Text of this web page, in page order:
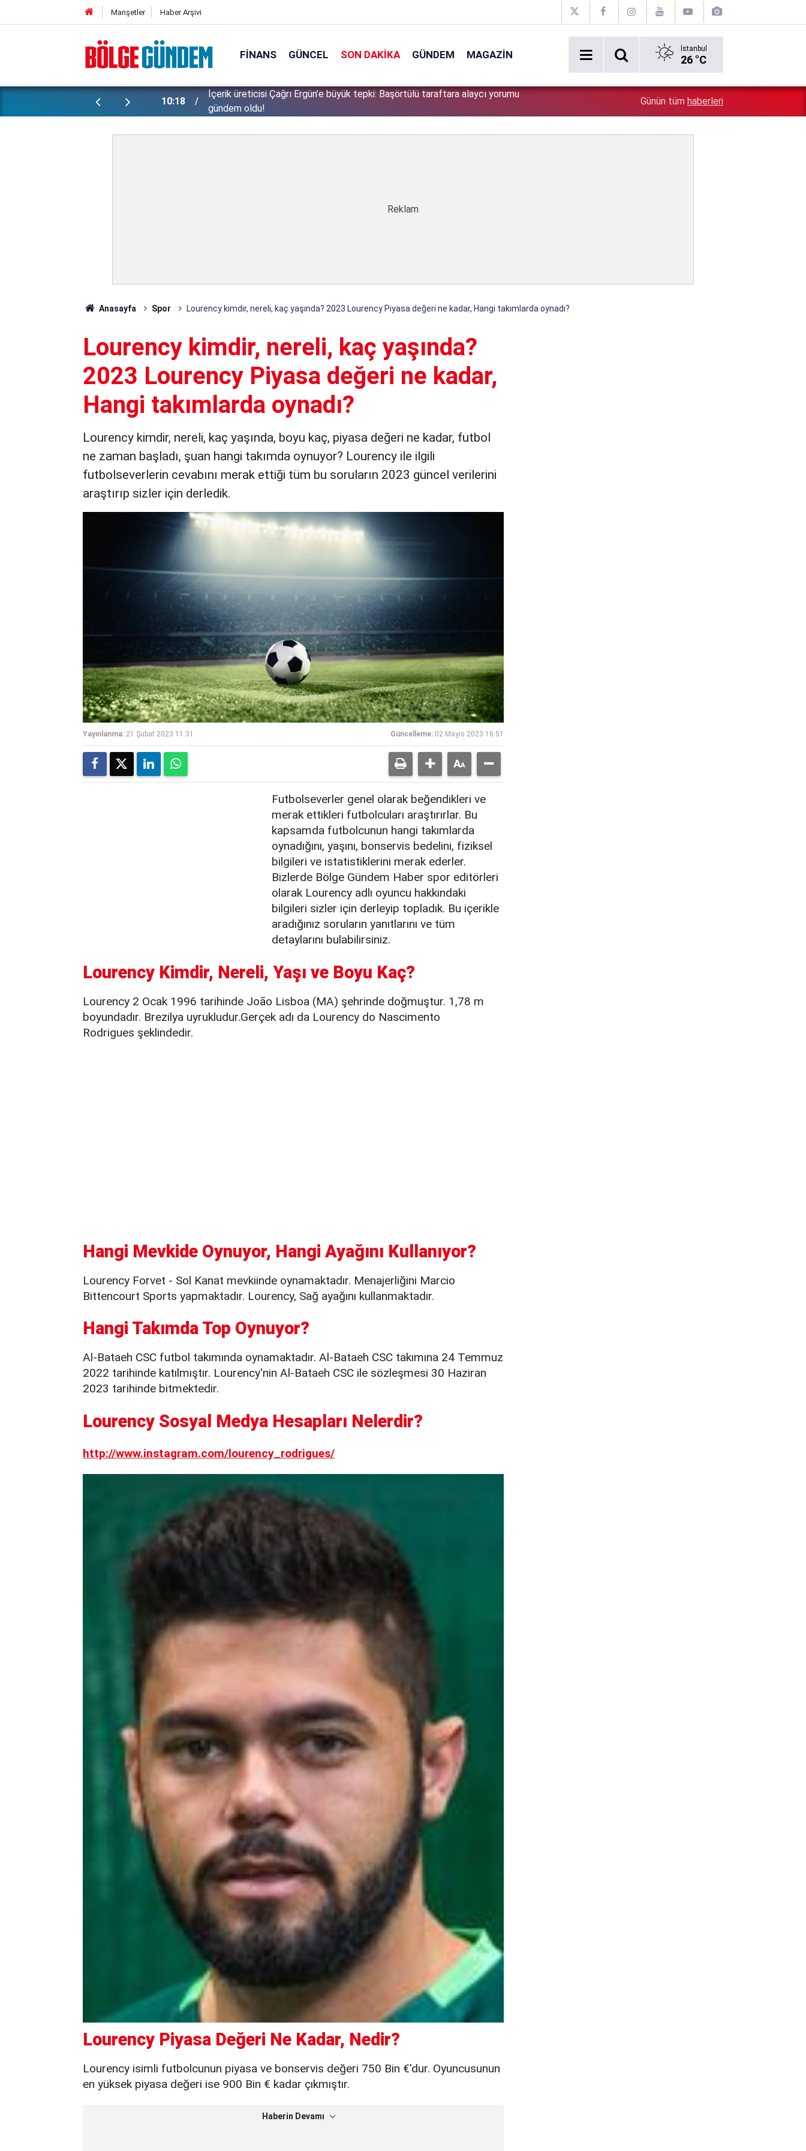
Manşetler Haber Arşivi
FINANS GÜNCEL SON DAKIKA GÜNDEM MAGAZIN İstanbul
26 °C
10 şüpheli gözaltına alındı... 10:18
İçerik üreticisi Çağrı Ergün’e büyük tepki: Başörtülü taraftara alaycı yorumu
gündem oldu!
Bu sıcaklar yakıp kavuracak! Hafta sonu hava nasıl,
İşte, 5 günlük hava durumu
Günün tüm haberleri
Anasayfa Spor Lourency kimdir, nereli, kaç yaşında? 2023 Lourency Piyasa değeri ne kadar, Hangi takımlarda oynadı?
Lourency kimdir, nereli, kaç yaşında?
2023 Lourency Piyasa değeri ne kadar,
Hangi takımlarda oynadı?
Lourency kimdir, nereli, kaç yaşında, boyu kaç, piyasa değeri ne kadar, futbol
ne zaman başladı, şuan hangi takımda oynuyor? Lourency ile ilgili
futbolseverlerin cevabını merak ettiği tüm bu soruların 2023 güncel verilerini
araştırıp sizler için derledik.
Yayınlanma: 21 Şubat 2023 11:31 Güncelleme: 02 Mayıs 2023 16:51
Futbolseverler genel olarak beğendikleri ve
merak ettikleri futbolcuları araştırırlar. Bu
kapsamda futbolcunun hangi takımlarda
oynadığını, yaşını, bonservis bedelini, fiziksel
bilgileri ve istatistiklerini merak ederler.
Bizlerde Bölge Gündem Haber spor editörleri
olarak Lourency adlı oyuncu hakkındaki
bilgileri sizler için derleyip topladık. Bu içerikle
aradığınız soruların yanıtlarını ve tüm
detaylarını bulabilirsiniz.
Lourency Kimdir, Nereli, Yaşı ve Boyu Kaç?
Lourency 2 Ocak 1996 tarihinde João Lisboa (MA) şehrinde doğmuştur. 1,78 m
boyundadır. Brezilya uyrukludur.Gerçek adı da Lourency do Nascimento
Rodrigues şeklindedir.
Hangi Mevkide Oynuyor, Hangi Ayağını Kullanıyor?
Lourency Forvet - Sol Kanat mevkiinde oynamaktadır. Menajerliğini Marcio
Bittencourt Sports yapmaktadır. Lourency, Sağ ayağını kullanmaktadır.
Hangi Takımda Top Oynuyor?
Al-Bataeh CSC futbol takımında oynamaktadır. Al-Bataeh CSC takımına 24 Temmuz
2022 tarihinde katılmıştır. Lourency'nin Al-Bataeh CSC ile sözleşmesi 30 Haziran
2023 tarihinde bitmektedir.
Lourency Sosyal Medya Hesapları Nelerdir?
http://www.instagram.com/lourency_rodrigues/
Lourency Piyasa Değeri Ne Kadar, Nedir?
Lourency isimli futbolcunun piyasa ve bonservis değeri 750 Bin €'dur. Oyuncusunun
en yüksek piyasa değeri ise 900 Bin € kadar çıkmıştır.
Haberin Devamı